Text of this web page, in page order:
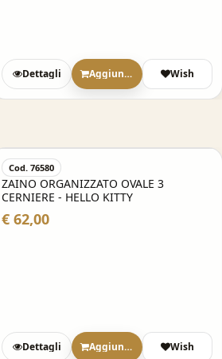
Dettagli Aggiungi Wish
Cod. 76580
ZAINO ORGANIZZATO OVALE 3
CERNIERE - HELLO KITTY
€ 62,00
Dettagli Aggiungi Wish